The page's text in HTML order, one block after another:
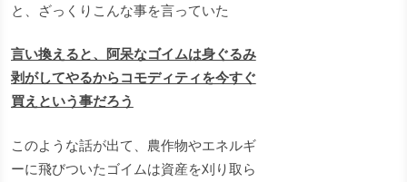
と、ざっくりこんな事を言っていた
言い換えると、阿呆なゴイムは身ぐるみ
剥がしてやるからコモディティを今すぐ
買えという事だろう
このような話が出て、農作物やエネルギ
ーに飛びついたゴイムは資産を刈り取ら